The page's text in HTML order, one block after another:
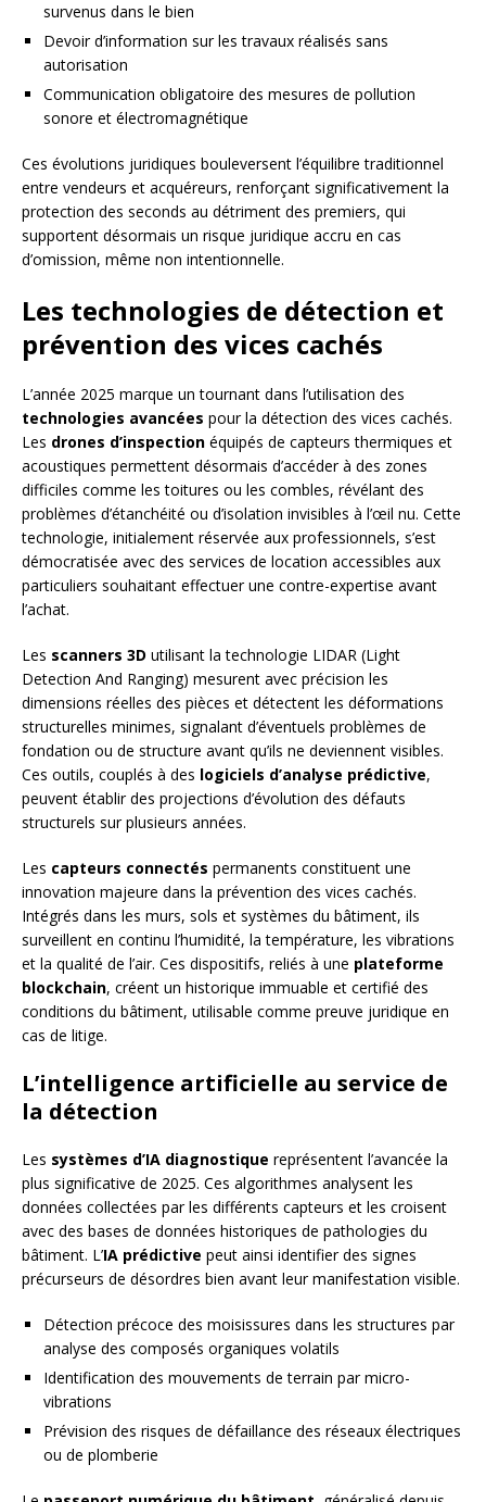
survenus dans le bien
Devoir d’information sur les travaux réalisés sans
autorisation
Communication obligatoire des mesures de pollution
sonore et électromagnétique
Ces évolutions juridiques bouleversent l’équilibre traditionnel
entre vendeurs et acquéreurs, renforçant significativement la
protection des seconds au détriment des premiers, qui
supportent désormais un risque juridique accru en cas
d’omission, même non intentionnelle.
Les technologies de détection et
prévention des vices cachés
L’année 2025 marque un tournant dans l’utilisation des
technologies avancées pour la détection des vices cachés.
Les drones d’inspection équipés de capteurs thermiques et
acoustiques permettent désormais d’accéder à des zones
difficiles comme les toitures ou les combles, révélant des
problèmes d’étanchéité ou d’isolation invisibles à l’œil nu. Cette
technologie, initialement réservée aux professionnels, s’est
démocratisée avec des services de location accessibles aux
particuliers souhaitant effectuer une contre-expertise avant
l’achat.
Les scanners 3D utilisant la technologie LIDAR (Light
Detection And Ranging) mesurent avec précision les
dimensions réelles des pièces et détectent les déformations
structurelles minimes, signalant d’éventuels problèmes de
fondation ou de structure avant qu’ils ne deviennent visibles.
Ces outils, couplés à des logiciels d’analyse prédictive,
peuvent établir des projections d’évolution des défauts
structurels sur plusieurs années.
Les capteurs connectés permanents constituent une
innovation majeure dans la prévention des vices cachés.
Intégrés dans les murs, sols et systèmes du bâtiment, ils
surveillent en continu l’humidité, la température, les vibrations
et la qualité de l’air. Ces dispositifs, reliés à une plateforme
blockchain, créent un historique immuable et certifié des
conditions du bâtiment, utilisable comme preuve juridique en
cas de litige.
L’intelligence artificielle au service de
la détection
Les systèmes d’IA diagnostique représentent l’avancée la
plus significative de 2025. Ces algorithmes analysent les
données collectées par les différents capteurs et les croisent
avec des bases de données historiques de pathologies du
bâtiment. L’IA prédictive peut ainsi identifier des signes
précurseurs de désordres bien avant leur manifestation visible.
Détection précoce des moisissures dans les structures par
analyse des composés organiques volatils
Identification des mouvements de terrain par micro-
vibrations
Prévision des risques de défaillance des réseaux électriques
ou de plomberie